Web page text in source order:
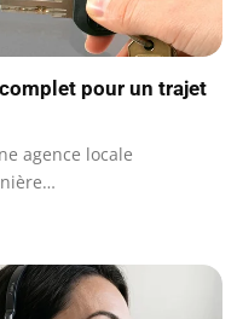
pour un trajet
agence locale